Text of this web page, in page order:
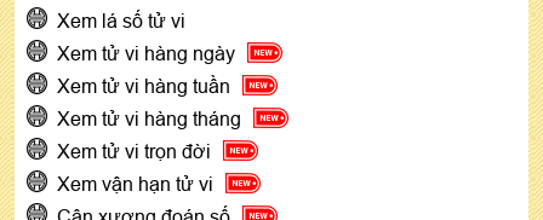
Xem lá số tử vi
Xem tử vi hàng ngày
Xem tử vi hàng tuần
Xem tử vi hàng tháng
Xem tử vi trọn đời
Xem vận hạn tử vi